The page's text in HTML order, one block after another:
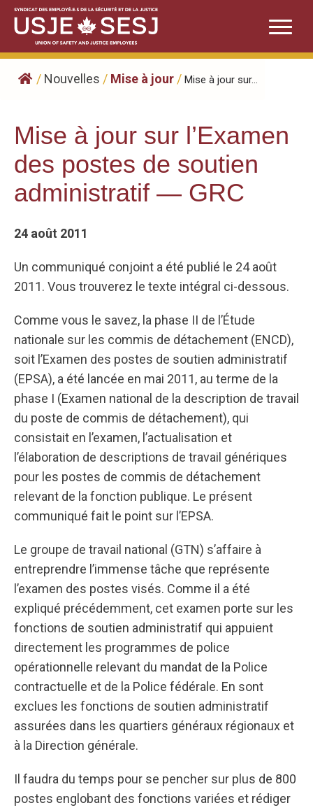
Skip
content
/ Nouvelles / Mise à jour / Mise à jour sur...
Mise à jour sur l’Examen
des postes de soutien
administratif — GRC
24 août 2011
Un communiqué conjoint a été publié le 24 août
2011. Vous trouverez le texte intégral ci-dessous.
Comme vous le savez, la phase II de l’Étude
nationale sur les commis de détachement (ENCD),
soit l’Examen des postes de soutien administratif
(EPSA), a été lancée en mai 2011, au terme de la
phase I (Examen national de la description de travail
du poste de commis de détachement), qui
consistait en l’examen, l’actualisation et
l’élaboration de descriptions de travail génériques
pour les postes de commis de détachement
relevant de la fonction publique. Le présent
communiqué fait le point sur l’EPSA.
Le groupe de travail national (GTN) s’affaire à
entreprendre l’immense tâche que représente
l’examen des postes visés. Comme il a été
expliqué précédemment, cet examen porte sur les
fonctions de soutien administratif qui appuient
directement les programmes de police
opérationnelle relevant du mandat de la Police
contractuelle et de la Police fédérale. En sont
exclues les fonctions de soutien administratif
assurées dans les quartiers généraux régionaux et
à la Direction générale.
Il faudra du temps pour se pencher sur plus de 800
postes englobant des fonctions variées et rédiger